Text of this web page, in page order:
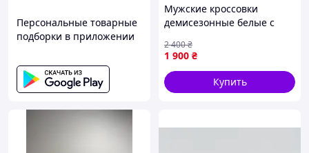
Персональные товарные
подборки в приложении
Мужские кроссовки
демисезонные белые с
кожа
1 900 ₴
2 400₴
Купить